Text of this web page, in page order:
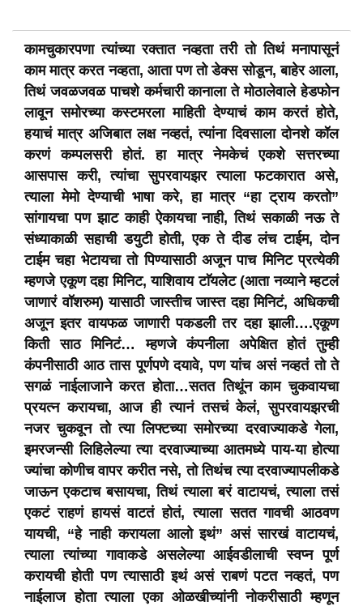
कामचुकारपणा त्यांच्या रक्तात नव्हता तरी तो तिथं मनापासूनं
काम मात्र करत नव्हता, आता पण तो डेक्स सोडून, बाहेर आला,
तिथं जवळजवळ पाचशे कर्मचारी कानाला ते मोठालेवाले हेडफोन
लावून समोरच्या कस्टमरला माहिती देण्याचं काम करतं होते,
हयाचं मात्र अजिबात लक्ष नव्हतं, त्यांना दिवसाला दोनशे कॉल
करणं कम्पलसरी होतं. हा मात्र नेमकेचं एकशे सत्तरच्या
आसपास करी, त्यांचा सुपरवायझर त्याला फटकारात असे,
त्याला मेमो देण्याची भाषा करे, हा मात्र “हा ट्राय करतो”
सांगायचा पण झाट काही ऐकायचा नाही, तिथं सकाळी नऊ ते
संध्याकाळी सहाची डयुटी होती, एक ते दीड लंच टाईम, दोन
टाईम चहा भेटायचा तो पिण्यासाठी अजून पाच मिनिट प्रत्येकी
म्हणजे एकूण दहा मिनिट, याशिवाय टाॅयलेट (आता नव्याने म्हटलं
जाणारं वॉशरुम) यासाठी जास्तीच जास्त दहा मिनिटं, अधिकची
अजून इतर वायफळ जाणारी पकडली तर दहा झाली….एकूण
किती साठ मिनिटं… म्हणजे कंपनीला अपेक्षित होतं तुम्ही
कंपनीसाठी आठ तास पूर्णपणे दयावे, पण यांच असं नव्हतं तो ते
सगळं नाईलाजाने करत होता…सतत तिथूंन काम चुकवायचा
प्रयत्न करायचा, आज ही त्यानं तसचं केलं, सुपरवायझरची
नजर चुकवून तो त्या लिफ्टच्या समोरच्या दरवाज्याकडे गेला,
इमरजन्सी लिहिलेल्या त्या दरवाज्याच्या आतमध्ये पाय-या होत्या
ज्यांचा कोणीच वापर करीत नसे, तो तिथंच त्या दरवाज्यापलीकडे
जाऊन एकटाच बसायचा, तिथं त्याला बरं वाटायचं, त्याला तसं
एकटं राहणं हायसं वाटतं होतं, त्याला सतत गावची आठवण
यायची, “हे नाही करायला आलो इथं” असं सारखं वाटायचं,
त्याला त्यांच्या गावाकडे असलेल्या आईवडीलाची स्वप्न पूर्ण
करायची होती पण त्यासाठी इथं असं राबणं पटत नव्हतं, पण
नाईलाज होता त्याला एका ओळखीच्यांनी नोकरीसाठी म्हणून